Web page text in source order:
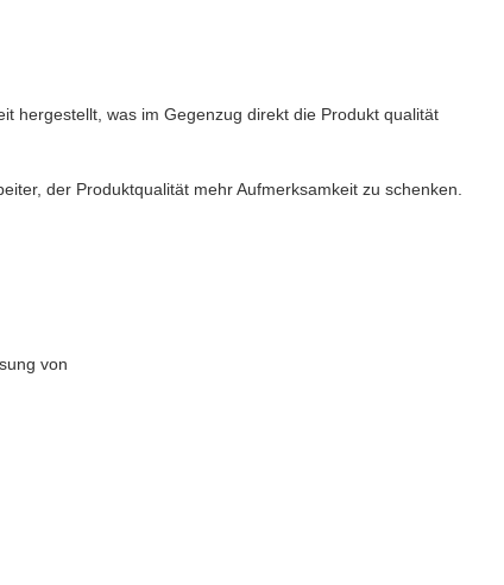
hergestellt, was im Gegenzug direkt die Produkt qualität
der Produktqualität mehr Aufmerksamkeit zu schenken.
von